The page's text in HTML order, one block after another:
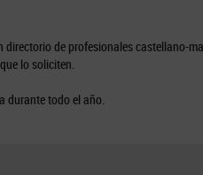
de profesionales castellano-
lo soliciten.
durante todo el año.